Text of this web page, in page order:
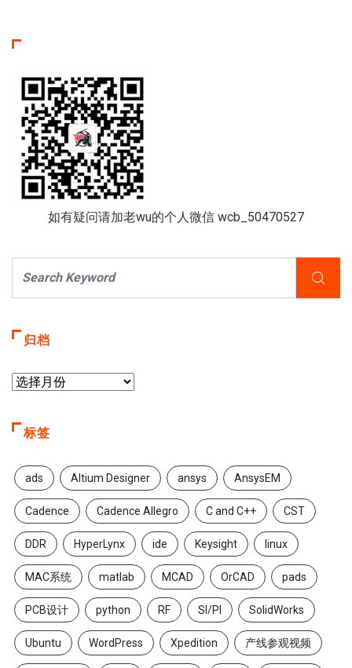
如有疑问请加老wu的个人微信 wcb_50470527
归档
标签
ads Altium Designer ansys AnsysEM
Cadence Cadence Allegro C and C++ CST
DDR HyperLynx ide Keysight linux
MAC系统 matlab MCAD OrCAD pads
PCB设计 python RF SI/PI SolidWorks
Ubuntu WordPress Xpedition 产线参观视频